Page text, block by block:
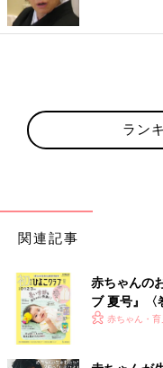
ラン
関連記事
赤ちゃんの
ブ 夏号』〈
く！ おっぱ
赤ちゃん・育